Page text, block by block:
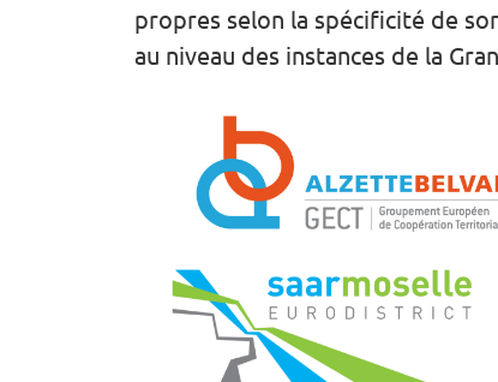
propres selon la spécificité de
au niveau des instances de la